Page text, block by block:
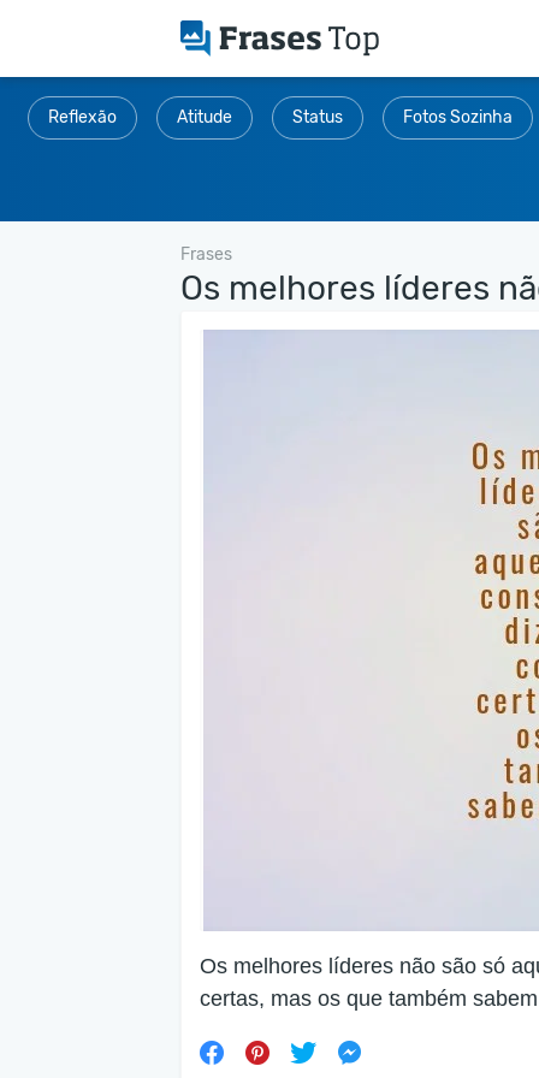
Reflexão Atitude Status Fotos Sozinha
Frases
Os melhores líderes
Os melhores líderes não são só
certas, mas os que também